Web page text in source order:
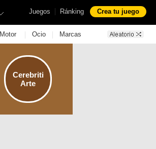
Juegos | Ránking Crea tu juego
Motor | Ocio | Marcas
Cerebriti
Arte